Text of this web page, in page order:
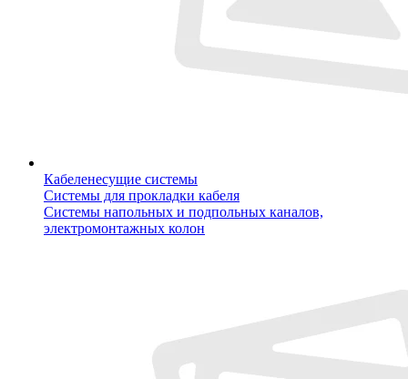
Кабеленесущие системы
Системы для прокладки кабеля
Системы напольных и подпольных каналов,
электромонтажных колон